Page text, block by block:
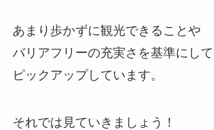
あまり歩かずに観光できることや
バリアフリーの充実さを基準にして
ピックアップしています。
それでは見ていきましょう！